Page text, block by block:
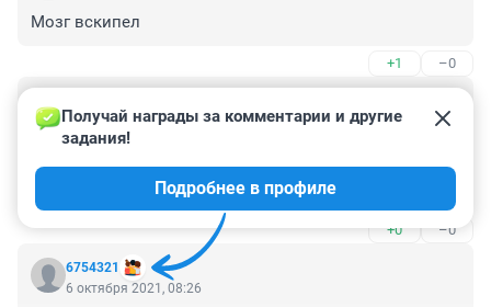
Мозг вскипел
+1 –0
6 октября 2021, 10:34
Если бы вы провели маленькое журналистское
расследование, добавили больше фактов и провели
нить от преступления до наказания, было бы куда
интересней.
+0 –0
6754321
Получай награды за комментарии и другие
задания!
Подробнее в профиле
6 октября 2021, 08:26